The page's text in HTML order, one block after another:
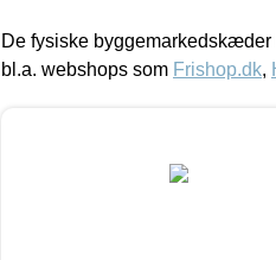
De fysiske
bl.a. webshops som Frishop.dk,